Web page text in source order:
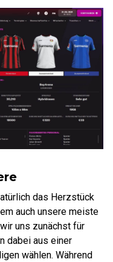
das Herzstück
auch unsere meiste
uns zunächst für
dabei aus einer
wählen. Während